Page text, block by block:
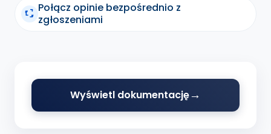
Połącz opinie bezpośrednio z
zgłoszeniami
Wyświetl dokumentację